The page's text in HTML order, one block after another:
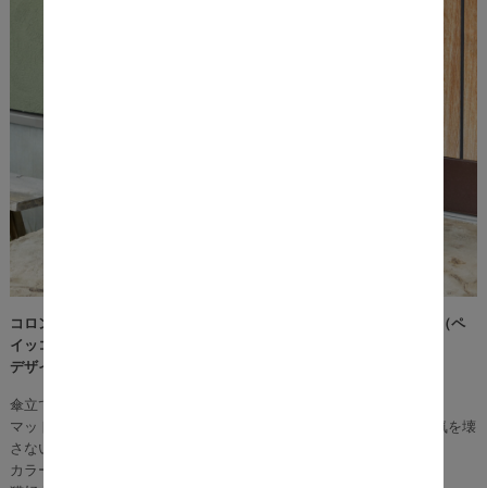
コロンとしたシルエットがとっても可愛らしい猫の傘立て『Peikko（ペ
イッコ）』。
デザイン性もあるので、インテリアとしてもお使いいただけます。
傘立てとしてだけでなく、ポスターや長物などの収納にも使えます。
マットな質感の陶器製なので、可愛いながらも玄関やお部屋の雰囲気を壊
さないシンプルさも魅力です。
カラーはホワイトとブラックの２種類をご用意。